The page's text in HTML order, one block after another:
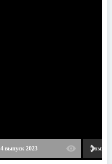
4 выпуск 2023 5